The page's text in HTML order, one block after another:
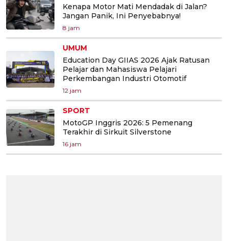
Kenapa Motor Mati Mendadak di Jalan?
Jangan Panik, Ini Penyebabnya!
8 jam
UMUM
Education Day GIIAS 2026 Ajak Ratusan
Pelajar dan Mahasiswa Pelajari
Perkembangan Industri Otomotif
12 jam
SPORT
MotoGP Inggris 2026: 5 Pemenang
Terakhir di Sirkuit Silverstone
16 jam